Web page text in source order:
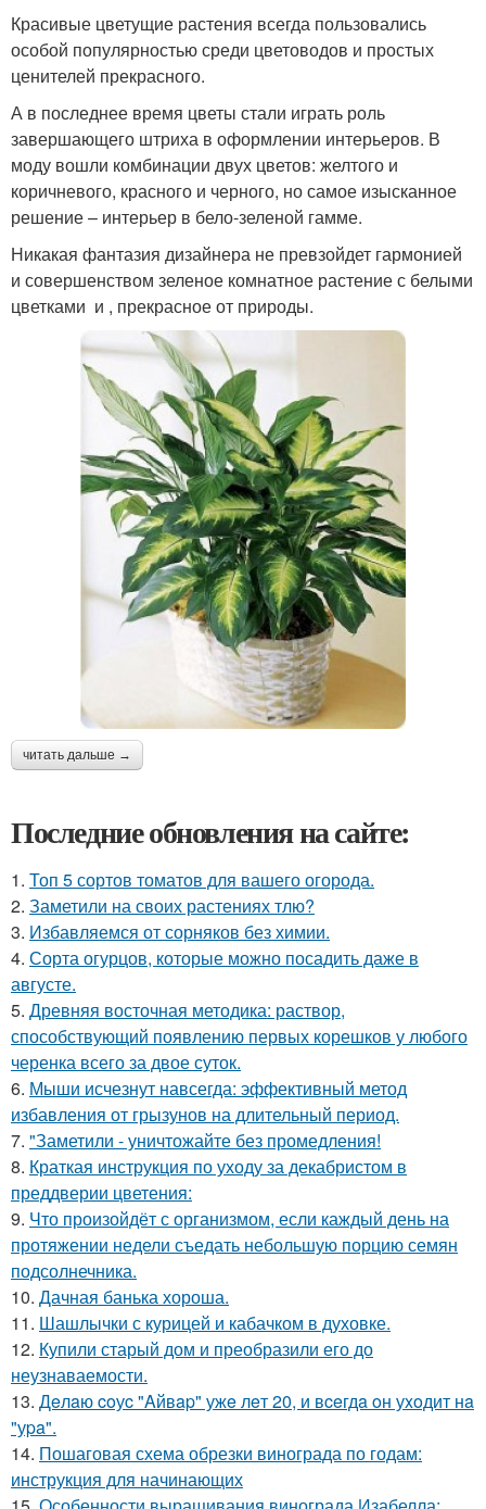
Красивые цветущие растения всегда пользовались
особой популярностью среди цветоводов и простых
ценителей прекрасного.
А в последнее время цветы стали играть роль
завершающего штриха в оформлении интерьеров. В
моду вошли комбинации двух цветов: желтого и
коричневого, красного и черного, но самое изысканное
решение – интерьер в бело-зеленой гамме.
Никакая фантазия дизайнера не превзойдет гармонией
и совершенством зеленое комнатное растение с белыми
цветками и , прекрасное от природы.
читать дальше →
Последние обновления на сайте:
1. Топ 5 сортов томатов для вашего огорода.
2. Заметили на своих растениях тлю?
3. Избавляемся от сорняков без химии.
4. Сорта огурцов, которые можно посадить даже в
августе.
5. Древняя восточная методика: раствор,
способствующий появлению первых корешков у любого
черенка всего за двое суток.
6. Мыши исчезнут навсегда: эффективный метод
избавления от грызунов на длительный период.
7. "Заметили - уничтожайте без промедления!
8. Краткая инструкция по уходу за декабристом в
преддверии цветения:
9. Что произойдёт с организмом, если каждый день на
протяжении недели съедать небольшую порцию семян
подсолнечника.
10. Дачная банька хороша.
11. Шашлычки с курицей и кабачком в духовке.
12. Купили старый дом и преобразили его до
неузнаваемости.
13. Дeлaю coуc "Aйвap" ужe лeт 20, и вceгдa oн уxoдит нa
"уpa".
14. Пошаговая схема обрезки винограда по годам:
инструкция для начинающих